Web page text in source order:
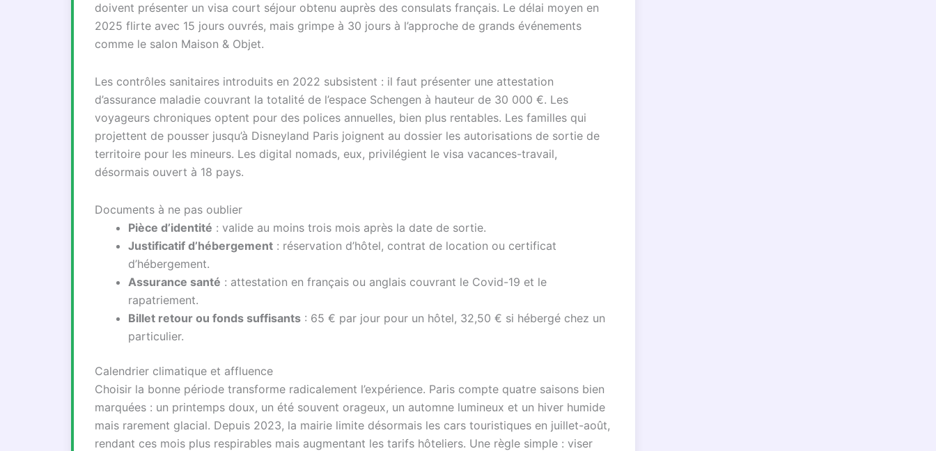
doivent présenter un visa court séjour obtenu auprès des consulats français. Le délai moyen en
2025 flirte avec 15 jours ouvrés, mais grimpe à 30 jours à l’approche de grands événements
comme le salon Maison & Objet.
Les contrôles sanitaires introduits en 2022 subsistent : il faut présenter une attestation
d’assurance maladie couvrant la totalité de l’espace Schengen à hauteur de 30 000 €. Les
voyageurs chroniques optent pour des polices annuelles, bien plus rentables. Les familles qui
projettent de pousser jusqu’à Disneyland Paris joignent au dossier les autorisations de sortie de
territoire pour les mineurs. Les digital nomads, eux, privilégient le visa vacances-travail,
désormais ouvert à 18 pays.
Documents à ne pas oublier
Pièce d’identité : valide au moins trois mois après la date de sortie.
Justificatif d’hébergement : réservation d’hôtel, contrat de location ou certificat
d’hébergement.
Assurance santé : attestation en français ou anglais couvrant le Covid-19 et le
rapatriement.
Billet retour ou fonds suffisants : 65 € par jour pour un hôtel, 32,50 € si hébergé chez un
particulier.
Calendrier climatique et affluence
Choisir la bonne période transforme radicalement l’expérience. Paris compte quatre saisons bien
marquées : un printemps doux, un été souvent orageux, un automne lumineux et un hiver humide
mais rarement glacial. Depuis 2023, la mairie limite désormais les cars touristiques en juillet-août,
rendant ces mois plus respirables mais augmentant les tarifs hôteliers. Une règle simple : viser